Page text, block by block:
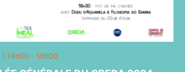
| 14h00 - 18h00